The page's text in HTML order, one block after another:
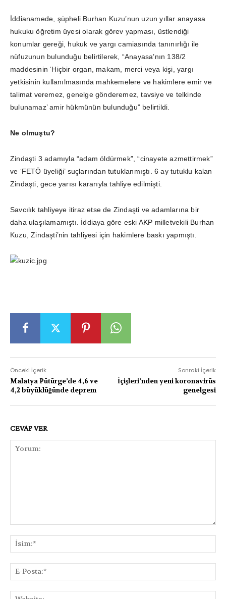
İddianamede, şüpheli Burhan Kuzu’nun uzun yıllar anayasa
hukuku öğretim üyesi olarak görev yapması, üstlendiği
konumlar gereği, hukuk ve yargı camiasında tanınırlığı ile
nüfuzunun bulunduğu belirtilerek, “Anayasa’nın 138/2
maddesinin ‘Hiçbir organ, makam, merci veya kişi, yargı
yetkisinin kullanılmasında mahkemelere ve hakimlere emir ve
talimat veremez, genelge gönderemez, tavsiye ve telkinde
bulunamaz’ amir hükmünün bulunduğu” belirtildi.
Ne olmuştu?
Zindaşti 3 adamıyla “adam öldürmek”, “cinayete azmettirmek”
ve ‘FETÖ üyeliği’ suçlarından tutuklanmıştı. 6 ay tutuklu kalan
Zindaşti, gece yarısı kararıyla tahliye edilmişti.
Savcılık tahliyeye itiraz etse de Zindaşti ve adamlarına bir
daha ulaşılamamıştı. İddiaya göre eski AKP milletvekili Burhan
Kuzu, Zindaşti’nin tahliyesi için hakimlere baskı yapmıştı.
Önceki İçerik
Malatya Pütürge’de 4,6 ve
4,2 büyüklüğünde deprem
Sonraki İçerik
İçişleri’nden yeni koronavirüs
genelgesi
CEVAP VER